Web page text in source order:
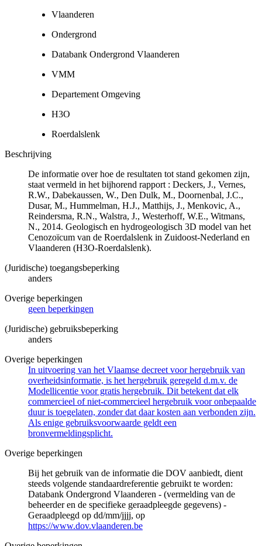
Vlaanderen
Ondergrond
Databank Ondergrond Vlaanderen
VMM
Departement Omgeving
H3O
Roerdalslenk
Beschrijving
De informatie over hoe de resultaten tot stand gekomen zijn,
staat vermeld in het bijhorend rapport : Deckers, J., Vernes,
R.W., Dabekaussen, W., Den Dulk, M., Doornenbal, J.C.,
Dusar, M., Hummelman, H.J., Matthijs, J., Menkovic, A.,
Reindersma, R.N., Walstra, J., Westerhoff, W.E., Witmans,
N., 2014. Geologisch en hydrogeologisch 3D model van het
Cenozoïcum van de Roerdalslenk in Zuidoost-Nederland en
Vlaanderen (H3O-Roerdalslenk).
(Juridische) toegangsbeperking
anders
Overige beperkingen
geen beperkingen
(Juridische) gebruiksbeperking
anders
Overige beperkingen
In uitvoering van het Vlaamse decreet voor hergebruik van
overheidsinformatie, is het hergebruik geregeld d.m.v. de
Modellicentie voor gratis hergebruik. Dit betekent dat elk
commercieel of niet-commercieel hergebruik voor onbepaalde
duur is toegelaten, zonder dat daar kosten aan verbonden zijn.
Als enige gebruiksvoorwaarde geldt een
bronvermeldingsplicht.
Overige beperkingen
Bij het gebruik van de informatie die DOV aanbiedt, dient
steeds volgende standaardreferentie gebruikt te worden:
Databank Ondergrond Vlaanderen - (vermelding van de
beheerder en de specifieke geraadpleegde gegevens) -
Geraadpleegd op dd/mm/jjjj, op
https://www.dov.vlaanderen.be